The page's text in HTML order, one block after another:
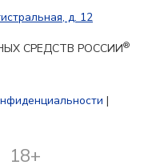
д. 12
СРЕДСТВ РОССИИ®
|
18+